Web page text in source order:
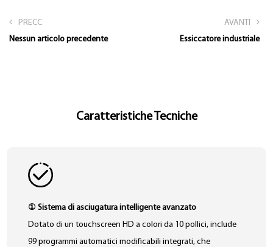
PRECC
Nessun articolo precedente
AVANTI
Essiccatore industriale
Caratteristiche Tecniche
① Sistema di asciugatura intelligente avanzato
Dotato di un touchscreen HD a colori da 10 pollici, include
99 programmi automatici modificabili integrati, che